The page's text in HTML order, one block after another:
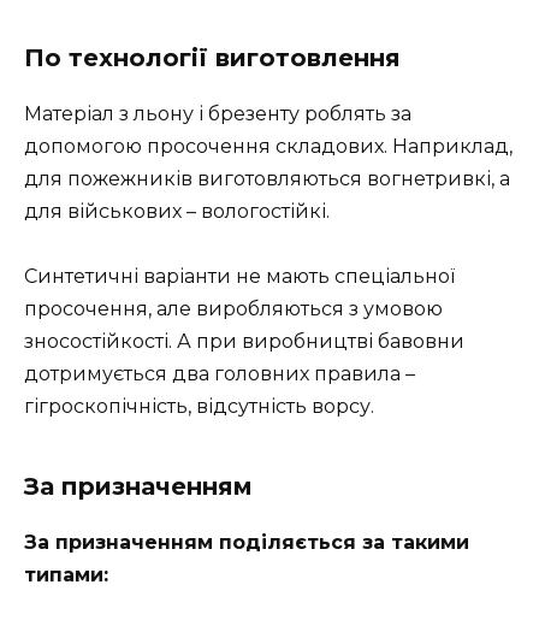
По технології виготовлення
Матеріал з льону і брезенту роблять за
допомогою просочення складових. Наприклад,
для пожежників виготовляються вогнетривкі, а
для військових – вологостійкі.
Синтетичні варіанти не мають спеціальної
просочення, але виробляються з умовою
зносостійкості. А при виробництві бавовни
дотримується два головних правила –
гігроскопічність, відсутність ворсу.
За призначенням
За призначенням поділяється за такими
типами: